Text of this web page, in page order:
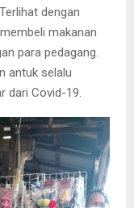
dengan
makanan
para pedagang.
antuk selalu
dari Covid-19.